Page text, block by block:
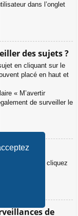
dans l’onglet
des sujets ?
en cliquant sur le
placé en haut et
« M’avertir
de surveiller le
sur celui-ci, cliquez
de